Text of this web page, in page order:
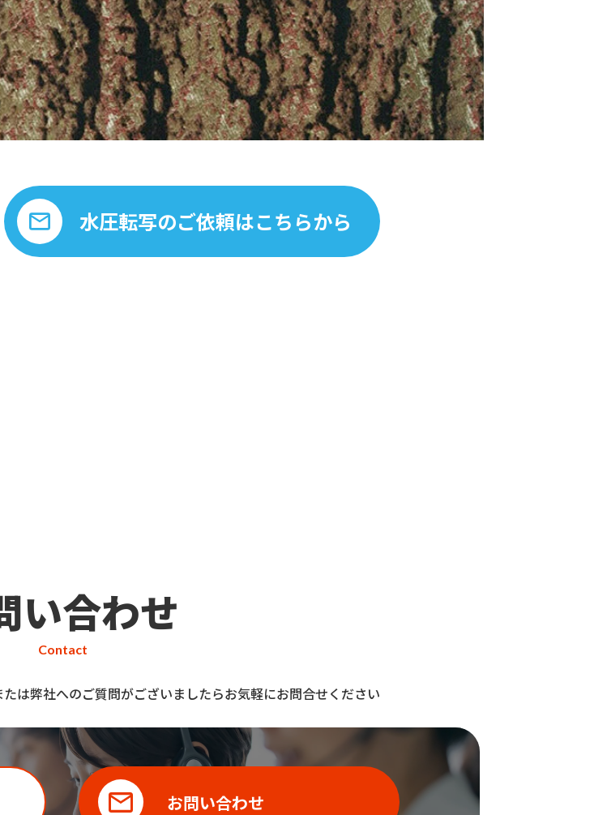
水圧転写のご依頼はこちらから
い合わせ
Contact
は弊社へのご質問がございましたらお気軽にお問合せください
お問い合わせ